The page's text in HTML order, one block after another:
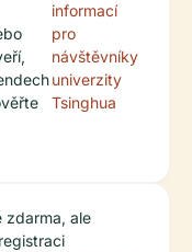
informací
pro
návštěvníky
univerzity
Tsinghua
zdarma, ale